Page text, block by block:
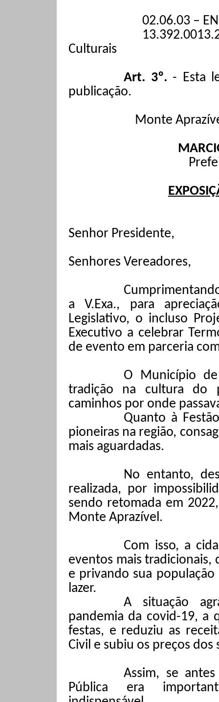
02.06.03 –
Culturais
Art. 3º. - Esta
publicação.
Monte
Senhor Presidente,
Senhores Vereadores,
a V.Exa., para
Legislativo, o incluso
Executivo a celebrar
de evento em parceria
O Município
tradição na cultura do
caminhos por onde
Quanto à
pioneiras na região,
mais aguardadas.
No entanto,
realizada, por
sendo retomada em
Monte Aprazível.
Com isso, a
eventos mais tradicionais,
e privando sua
lazer.
A situação
pandemia da covid-19, a
festas, e reduziu as
Civil e subiu os preços
Assim, se
Pública era